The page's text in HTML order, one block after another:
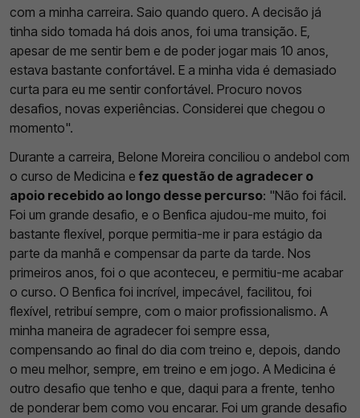
com a minha carreira. Saio quando quero. A decisão já
tinha sido tomada há dois anos, foi uma transição. E,
apesar de me sentir bem e de poder jogar mais 10 anos,
estava bastante confortável. E a minha vida é demasiado
curta para eu me sentir confortável. Procuro novos
desafios, novas experiências. Considerei que chegou o
momento".
Durante a carreira, Belone Moreira conciliou o andebol com
o curso de Medicina e fez questão de agradecer o
apoio recebido ao longo desse percurso: "Não foi fácil.
Foi um grande desafio, e o Benfica ajudou-me muito, foi
bastante flexível, porque permitia-me ir para estágio da
parte da manhã e compensar da parte da tarde. Nos
primeiros anos, foi o que aconteceu, e permitiu-me acabar
o curso. O Benfica foi incrível, impecável, facilitou, foi
flexível, retribuí sempre, com o maior profissionalismo. A
minha maneira de agradecer foi sempre essa,
compensando ao final do dia com treino e, depois, dando
o meu melhor, sempre, em treino e em jogo. A Medicina é
outro desafio que tenho e que, daqui para a frente, tenho
de ponderar bem como vou encarar. Foi um grande desafio